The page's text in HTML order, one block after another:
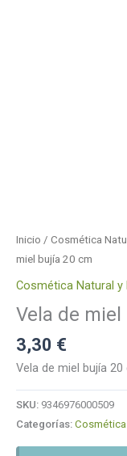
Inicio / Cosmética
miel bujía 20 cm
Cosmética Natural y
Vela de
3,30 €
Vela de miel bujía 20
SKU: 9346976000509
Categorías: